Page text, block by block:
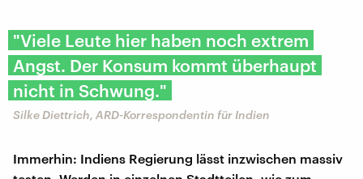
"Viele Leute hier haben noch extrem
Angst. Der Konsum kommt überhaupt
nicht in Schwung."
Silke Diettrich, ARD-Korrespondentin für Indien
Immerhin: Indiens Regierung lässt inzwischen massiv